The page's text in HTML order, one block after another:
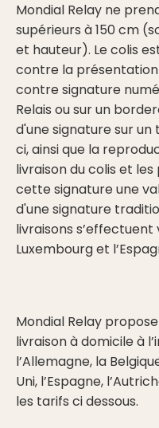
Mondial Relay ne
supérieurs à 150 cm
et hauteur). Le colis
contre la présentation
contre signature
Relais ou sur un
d'une signature sur
ci, ainsi que la
livraison du colis et
cette signature une
d'une signature
livraisons s’effectuent
Luxembourg et
Mondial Relay
livraison à domicile à
l’Allemagne, la
Uni, l’Espagne,
les tarifs ci dessous.